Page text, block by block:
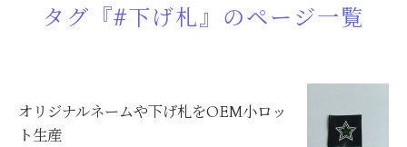
タグ『#下げ札』のページ一覧
オリジナルネームや下げ札をOEM小ロッ
ト生産